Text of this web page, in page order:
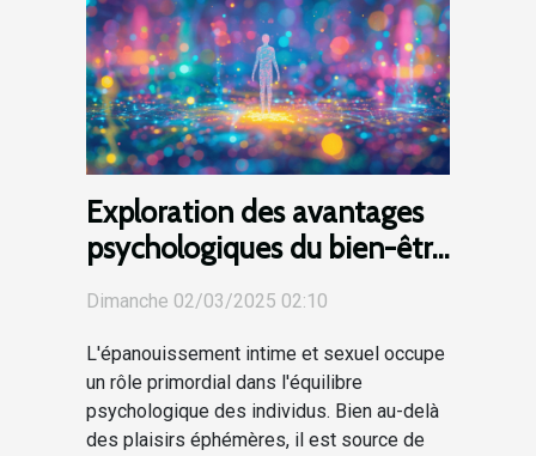
Exploration des avantages
psychologiques du bien-être
Dimanche 02/03/2025 02:10
L'épanouissement intime et sexuel occupe
un rôle primordial dans l'équilibre
psychologique des individus. Bien au-delà
des plaisirs éphémères, il est source de